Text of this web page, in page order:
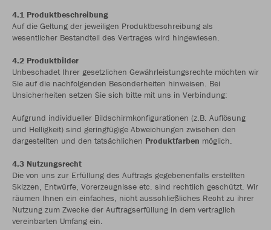
4.1 Produktbeschreibung
Auf die Geltung der jeweiligen Produktbeschreibung als
wesentlicher Bestandteil des Vertrages wird hingewiesen.
4.2 Produktbilder
Unbeschadet Ihrer gesetzlichen Gewährleistungsrechte möchten wir
Sie auf die nachfolgenden Besonderheiten hinweisen. Bei
Unsicherheiten setzen Sie sich bitte mit uns in Verbindung:
Aufgrund individueller Bildschirmkonfigurationen (z.B. Auflösung
und Helligkeit) sind geringfügige Abweichungen zwischen den
dargestellten und den tatsächlichen Produktfarben möglich.
4.3 Nutzungsrecht
Die von uns zur Erfüllung des Auftrags gegebenenfalls erstellten
Skizzen, Entwürfe, Vorerzeugnisse etc. sind rechtlich geschützt. Wir
räumen Ihnen ein einfaches, nicht ausschließliches Recht zu ihrer
Nutzung zum Zwecke der Auftragserfüllung in dem vertraglich
vereinbarten Umfang ein.